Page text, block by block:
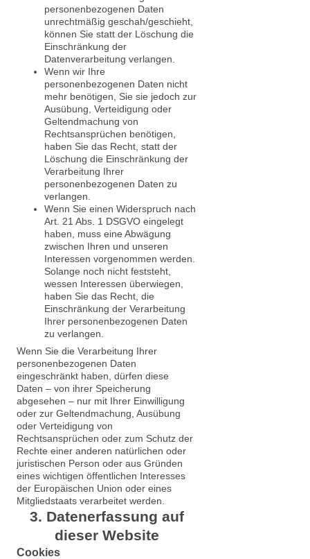
personenbezogenen Daten
unrechtmäßig geschah/geschieht,
können Sie statt der Löschung die
Einschränkung der
Datenverarbeitung verlangen.
Wenn wir Ihre
personenbezogenen Daten nicht
mehr benötigen, Sie sie jedoch zur
Ausübung, Verteidigung oder
Geltendmachung von
Rechtsansprüchen benötigen,
haben Sie das Recht, statt der
Löschung die Einschränkung der
Verarbeitung Ihrer
personenbezogenen Daten zu
verlangen.
Wenn Sie einen Widerspruch nach
Art. 21 Abs. 1 DSGVO eingelegt
haben, muss eine Abwägung
zwischen Ihren und unseren
Interessen vorgenommen werden.
Solange noch nicht feststeht,
wessen Interessen überwiegen,
haben Sie das Recht, die
Einschränkung der Verarbeitung
Ihrer personenbezogenen Daten
zu verlangen.
Wenn Sie die Verarbeitung Ihrer
personenbezogenen Daten
eingeschränkt haben, dürfen diese
Daten – von ihrer Speicherung
abgesehen – nur mit Ihrer Einwilligung
oder zur Geltendmachung, Ausübung
oder Verteidigung von
Rechtsansprüchen oder zum Schutz der
Rechte einer anderen natürlichen oder
juristischen Person oder aus Gründen
eines wichtigen öffentlichen Interesses
der Europäischen Union oder eines
Mitgliedstaats verarbeitet werden.
3. Datenerfassung auf
dieser Website
Cookies